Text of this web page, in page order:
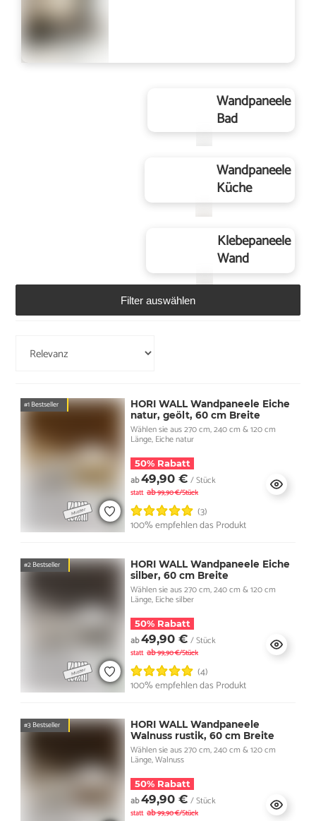
Wandpaneele
Bad
Wandpaneele
Küche
Klebepaneele
Wand
Filter auswählen
#1 Bestseller
HORI WALL Wandpaneele Eiche
natur, geölt, 60 cm Breite
Wählen sie aus 270 cm, 240 cm & 120 cm
Länge, Eiche natur
50% Rabatt
ab49,90 € / Stück
statt ab99,90 €/Stück
(3)
100% empfehlen das Produkt
#2 Bestseller
HORI WALL Wandpaneele Eiche
silber, 60 cm Breite
Wählen sie aus 270 cm, 240 cm & 120 cm
Länge, Eiche silber
50% Rabatt
ab49,90 € / Stück
statt ab99,90 €/Stück
(4)
100% empfehlen das Produkt
#3 Bestseller
HORI WALL Wandpaneele
Walnuss rustik, 60 cm Breite
Wählen sie aus 270 cm, 240 cm & 120 cm
Länge, Walnuss
50% Rabatt
ab49,90 € / Stück
statt ab99,90 €/Stück